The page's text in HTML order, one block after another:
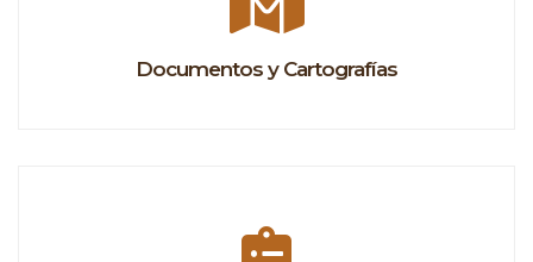
Documentos y Cartografías